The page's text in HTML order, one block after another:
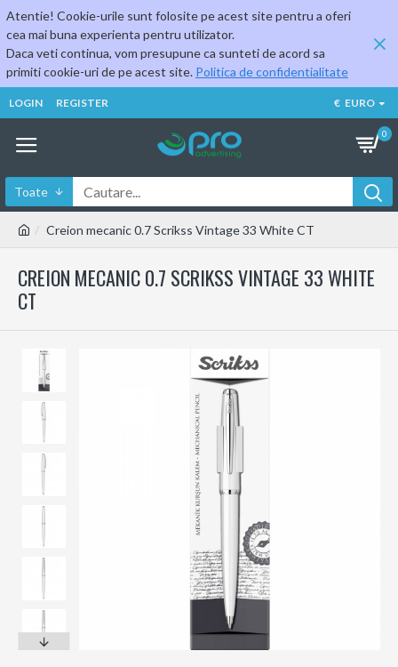
Atentie! Cookie-urile sunt folosite pe acest site pentru a oferi
cea mai buna experienta pentru utilizator.
Daca veti continua, vom presupune ca sunteti de acord sa
primiti cookie-uri de pe acest site. Politica de confidentialitate
LOGIN REGISTER € EURO
0
Toate
Creion mecanic 0.7 Scrikss Vintage 33 White CT
CREION MECANIC 0.7 SCRIKSS VINTAGE 33 WHITE
CT